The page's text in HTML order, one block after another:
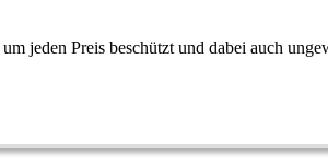
jeden Preis beschützt und dabei auch